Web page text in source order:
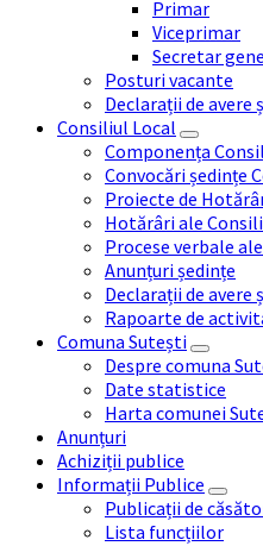
Primar
Viceprimar
Secretar
Posturi vacante
Declarații de
Consiliul Local
Componența
Convocări ședințe
Proiecte de
Hotărâri ale
Procese verbale
Anunțuri ședințe
Declarații de
Rapoarte de
Comuna Sutești
Despre comuna
Date statistice
Harta comunei
Anunțuri
Achiziții publice
Informații Publice
Publicații de
Lista funcțiilor